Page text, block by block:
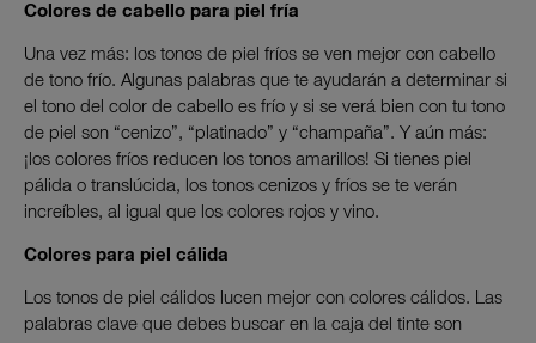
Colores de cabello para piel fría
Una vez más: los tonos de piel fríos se ven mejor con cabello
de tono frío. Algunas palabras que te ayudarán a determinar si
el tono del color de cabello es frío y si se verá bien con tu tono
de piel son “cenizo”, “platinado” y “champaña”. Y aún más:
¡los colores fríos reducen los tonos amarillos! Si tienes piel
pálida o translúcida, los tonos cenizos y fríos se te verán
increíbles, al igual que los colores rojos y vino.
Colores para piel cálida
Los tonos de piel cálidos lucen mejor con colores cálidos. Las
palabras clave que debes buscar en la caja del tinte son